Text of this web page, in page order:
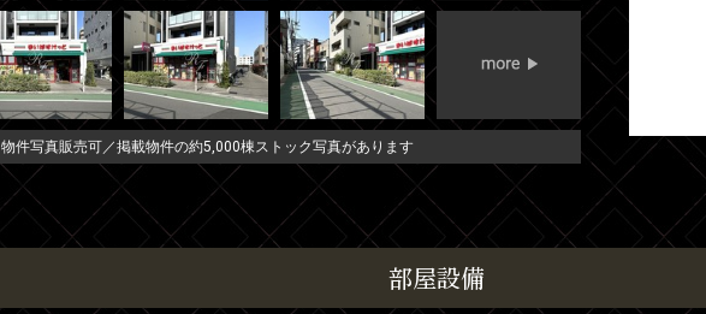
物件写真販売可／掲載物件の約5,000棟ストック写真があります
部屋設備